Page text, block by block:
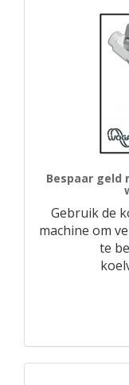
Bespaar
Gebruik de
machine om
te